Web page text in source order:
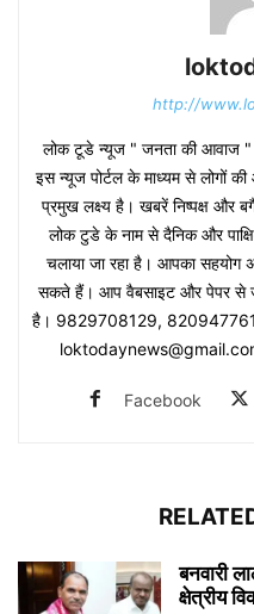
http://
लोक टूडे न्यूज " जनता की आवाज "
इस न्यूज पोर्टल के माध्यम से लोगों की
प्रमुख लक्ष्य है। खबरें निष्पक्ष और
लोक टुडे के नाम से दैनिक और
चलाया जा रहा है। आपका सहयोग
सकते हैं। आप वैबसाइट और पेपर से
है। 9829708129,
Facebook
बनवारी
क्षेत्रीय